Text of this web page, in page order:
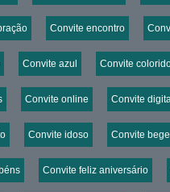
Convite encontro
Convite azul Convite
Convite online Convite
Convite idoso Convite bege
Convite feliz aniversário